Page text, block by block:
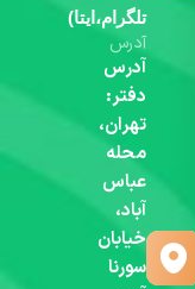
تلگرام،ایتا)
آدرس
آدرس
دفتر:
تهران،
محله
عباس
آباد،
خیابان
سورنا